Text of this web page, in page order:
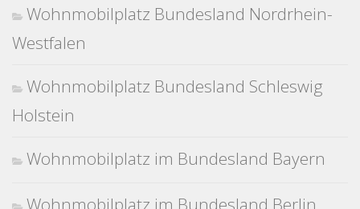
Wohnmobilplatz Bundesland Nordrhein-
Westfalen
Wohnmobilplatz Bundesland Schleswig
Holstein
Wohnmobilplatz im Bundesland Bayern
Wohnmobilplatz im Bundesland Berlin